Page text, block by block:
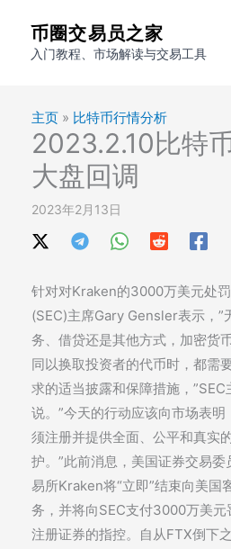
币圈交易员之家
入门教程、市场解读与交易工具
主页 » 比特币行情分析
2023.2.10比特
大盘回调
2023年2月13日
针对对Kraken的3000万美元处
(SEC)主席Gary Gensler表示，”
务、借贷还是其他方式，加密货
同以换取投资者的代币时，都需
求的适当披露和保障措施，
说。”今天的行动应该向市场表
须注册并提供全面、公平和真实
护。”此前消息，美国证券交易
易所Kraken将“立即”结束向美国
务，并将向SEC支付3000万美元
注册证券的指控。自从FTX倒下